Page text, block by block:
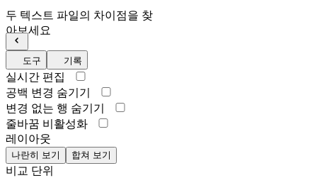
두 텍스트 파일의 차이점을 찾
아보세요
도구 기록
실시간 편집
공백 변경 숨기기
변경 없는 행 숨기기
줄바꿈 비활성화
레이아웃
나란히 보기 합쳐 보기
비교 단위